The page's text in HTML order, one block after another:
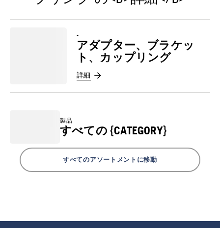
-
アダプター、ブラケッ
ト、カップリング
詳細
製品
すべての {CATEGORY}
すべてのアソートメントに移動